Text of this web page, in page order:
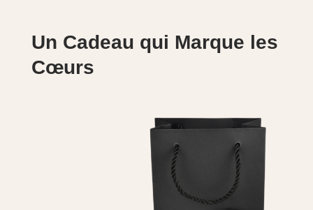
Un Cadeau qui Marque les
Cœurs